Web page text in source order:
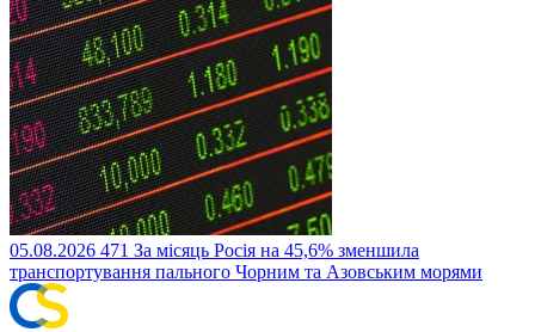
05.08.2026 471 За місяць Росія на 45,6% зменшила
транспортування пального Чорним та Азовським морями